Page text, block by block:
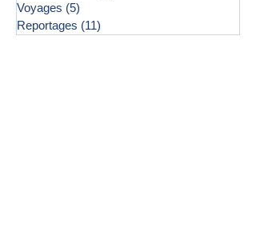
Voyages (5)
Reportages (11)